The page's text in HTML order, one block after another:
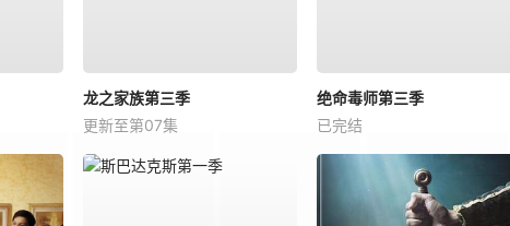
龙之家族第三季
更新至第07集
绝命毒师第三季
已完结